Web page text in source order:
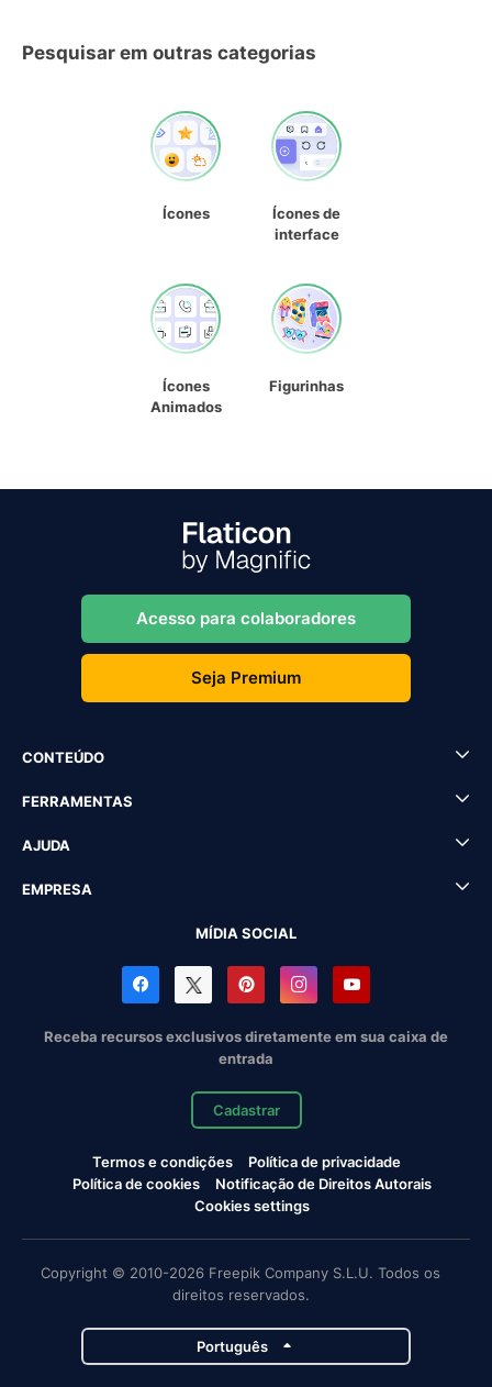
Pesquisar em outras categorias
Ícones
Ícones de
interface
Ícones
Animados
Figurinhas
Acesso para colaboradores
Seja Premium
CONTEÚDO
FERRAMENTAS
AJUDA
EMPRESA
MÍDIA SOCIAL
Receba recursos exclusivos diretamente em sua caixa de
entrada
Cadastrar
Termos e condições
Política de privacidade
Política de cookies
Notificação de Direitos Autorais
Cookies settings
Copyright © 2010-2026 Freepik Company S.L.U. Todos os
direitos reservados.
Português